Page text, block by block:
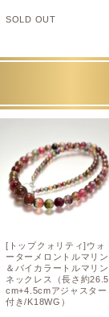
SOLD OUT
[トップクォリティ]ウォ
ーターメロントルマリン
＆バイカラートルマリン
ネックレス（長さ約26.5
cm+4.5cmアジャスター
付き/K18WG）